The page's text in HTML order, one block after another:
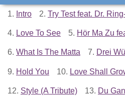
1. Intro 2. Try Test feat. Dr.
4. Love To See 5. Hör Ma Zu
6. What Is The Matta 7. Drei
9. Hold You 10. Love Shall
12. Style (A Tribute) 13. Du